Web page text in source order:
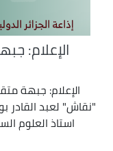
الإعلام:
الإعلام: جبهة
"نقاش" لعبد القادر